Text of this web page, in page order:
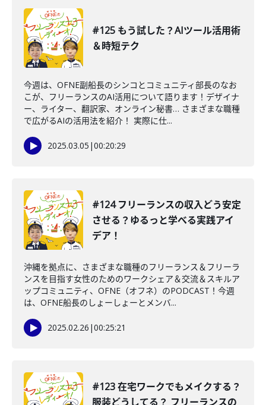
#125 もう試した？AIツール活用術
＆時短テク
今週は、OFNE副船長のシンコとコミュニティ部長のなお
こが、フリーランスのAI活用について語ります！デザイナ
ー、ライター、翻訳家、オンライン秘書… さまざまな職種
で広がるAIの活用法を紹介！ 実際に仕...
2025.03.05 |00:20:29
#124 フリーランスの収入どう安定
させる？ゆるっと学べる実践アイ
デア！
沖縄を拠点に、さまざまな職種のフリーランス＆フリーラ
ンスを目指す女性のためのワークシェア＆交流＆スキルア
ップコミュニティ、OFNE（オフネ）のPODCAST！今週
は、OFNE船長のしょーしょーとメンバ...
2025.02.26 |00:25:21
#123 在宅ワークでもメイクする？
服装どうしてる？ フリーランスの